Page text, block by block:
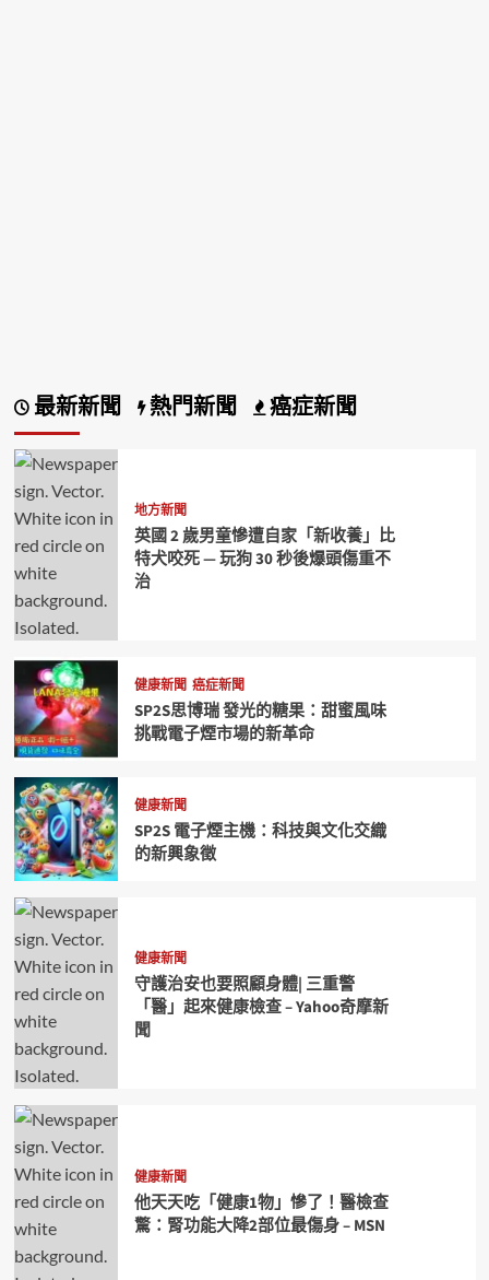
最新新聞 熱門新聞 癌症新聞
地方新聞
英國 2 歲男童慘遭自家「新收養」比
特犬咬死 — 玩狗 30 秒後爆頭傷重不
治
健康新聞 癌症新聞
SP2S思博瑞 發光的糖果：甜蜜風味
挑戰電子煙市場的新革命
健康新聞
SP2S 電子煙主機：科技與文化交織
的新興象徵
健康新聞
守護治安也要照顧身體| 三重警
「醫」起來健康檢查 – Yahoo奇摩新
聞
健康新聞
他天天吃「健康1物」慘了！醫檢查
驚：腎功能大降2部位最傷身 – MSN